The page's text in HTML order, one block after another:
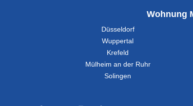
Wohnung
Düsseldorf
Wuppertal
Krefeld
Mülheim an der Ruhr
Solingen